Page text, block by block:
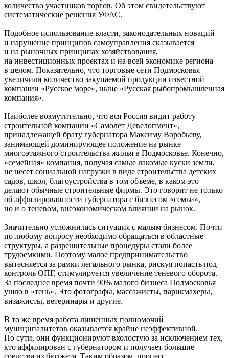
количество участников торгов. Об этом свидетельствуют
систематические решения УФАС.
Подобное использование власти, законодательных новаций
и нарушение принципов самоуправления сказывается
и на рыночных принципах хозяйствования,
на инвестиционных проектах и на всей экономике региона
в целом. Показательно, что торговые сети Подмосковья
увеличили количество закупаемой продукции известной
компании «Русское море», ныне «Русская рыбопромышленная
компания».
Наиболее возмутительно, что вся Россия видит работу
строительной компании «Самолет Девелопмент»,
принадлежащей брату губернатора Максиму Воробьеву,
занимающей доминирующее положение на рынке
многоэтажного строительства жилья в Подмосковье. Конечно,
«семейная» компания, получая самые лакомые куски земли,
не несет социальной нагрузки в виде строительства детских
садов, школ, благоустройства в том объеме, в каком это
делают обычные строительные фирмы. Это говорит не только
об аффилированности губернатора с бизнесом «семьи»,
но и о теневом, внеэкономическом влиянии на рынок.
Значительно усложнилась ситуация с малым бизнесом. Почти
по любому вопросу необходимо обращаться в областные
структуры, а разрешительные процедуры стали более
трудоемкими. Поэтому малое предпринимательство
вытесняется за рамки легального рынка, рискуя попасть под
контроль ОПГ, стимулируется увеличение теневого оборота.
За последнее время почти 90% малого бизнеса Подмосковья
ушло в «тень». Это фотографы, массажисты, парикмахеры,
визажисты, ветеринары и другие.
В то же время работа лишенных полномочий
муниципалитетов оказывается крайне неэффективной.
По сути, они функционируют вхолостую за исключением тех,
кто аффилирован с губернатором и получает большие
средства из бюджета. Таким образом, процесс